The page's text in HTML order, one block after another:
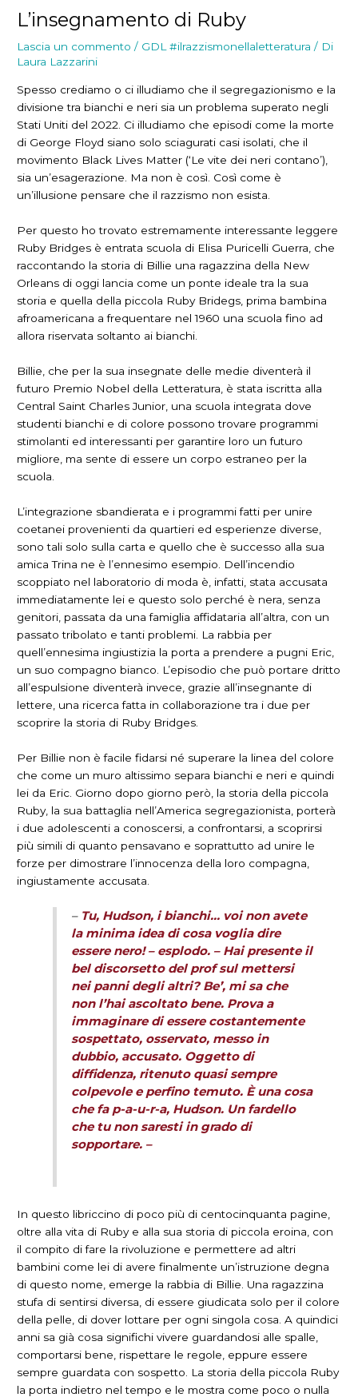
L’insegnamento di Ruby
Lascia un commento / GDL #ilrazzismonellaletteratura / Di
Laura Lazzarini
Spesso crediamo o ci illudiamo che il segregazionismo e la
divisione tra bianchi e neri sia un problema superato negli
Stati Uniti del 2022. Ci illudiamo che episodi come la morte
di George Floyd siano solo sciagurati casi isolati, che il
movimento Black Lives Matter (‘Le vite dei neri contano’),
sia un’esagerazione. Ma non è così. Così come è
un’illusione pensare che il razzismo non esista.
Per questo ho trovato estremamente interessante leggere
Ruby Bridges è entrata scuola di Elisa Puricelli Guerra, che
raccontando la storia di Billie una ragazzina della New
Orleans di oggi lancia come un ponte ideale tra la sua
storia e quella della piccola Ruby Bridegs, prima bambina
afroamericana a frequentare nel 1960 una scuola fino ad
allora riservata soltanto ai bianchi.
Billie, che per la sua insegnate delle medie diventerà il
futuro Premio Nobel della Letteratura, è stata iscritta alla
Central Saint Charles Junior, una scuola integrata dove
studenti bianchi e di colore possono trovare programmi
stimolanti ed interessanti per garantire loro un futuro
migliore, ma sente di essere un corpo estraneo per la
scuola.
L’integrazione sbandierata e i programmi fatti per unire
coetanei provenienti da quartieri ed esperienze diverse,
sono tali solo sulla carta e quello che è successo alla sua
amica Trina ne è l’ennesimo esempio. Dell’incendio
scoppiato nel laboratorio di moda è, infatti, stata accusata
immediatamente lei e questo solo perché è nera, senza
genitori, passata da una famiglia affidataria all’altra, con un
passato tribolato e tanti problemi. La rabbia per
quell’ennesima ingiustizia la porta a prendere a pugni Eric,
un suo compagno bianco. L’episodio che può portare dritto
all’espulsione diventerà invece, grazie all’insegnante di
lettere, una ricerca fatta in collaborazione tra i due per
scoprire la storia di Ruby Bridges.
Per Billie non è facile fidarsi né superare la linea del colore
che come un muro altissimo separa bianchi e neri e quindi
lei da Eric. Giorno dopo giorno però, la storia della piccola
Ruby, la sua battaglia nell’America segregazionista, porterà
i due adolescenti a conoscersi, a confrontarsi, a scoprirsi
più simili di quanto pensavano e soprattutto ad unire le
forze per dimostrare l’innocenza della loro compagna,
ingiustamente accusata.
–Tu, Hudson, i bianchi… voi non avete
la minima idea di cosa voglia dire
essere nero! – esplodo. – Hai presente il
bel discorsetto del prof sul mettersi
nei panni degli altri? Be’, mi sa che
non l’hai ascoltato bene. Prova a
immaginare di essere costantemente
sospettato, osservato, messo in
dubbio, accusato. Oggetto di
diffidenza, ritenuto quasi sempre
colpevole e perfino temuto. È una cosa
che fa p-a-u-r-a, Hudson. Un fardello
che tu non saresti in grado di
sopportare. –
In questo libriccino di poco più di centocinquanta pagine,
oltre alla vita di Ruby e alla sua storia di piccola eroina, con
il compito di fare la rivoluzione e permettere ad altri
bambini come lei di avere finalmente un’istruzione degna
di questo nome, emerge la rabbia di Billie. Una ragazzina
stufa di sentirsi diversa, di essere giudicata solo per il colore
della pelle, di dover lottare per ogni singola cosa. A quindici
anni sa già cosa significhi vivere guardandosi alle spalle,
comportarsi bene, rispettare le regole, eppure essere
sempre guardata con sospetto. La storia della piccola Ruby
la porta indietro nel tempo e le mostra come poco o nulla